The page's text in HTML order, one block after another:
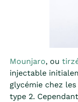
Mounjaro, ou
injectable
glycémie chez
type 2.